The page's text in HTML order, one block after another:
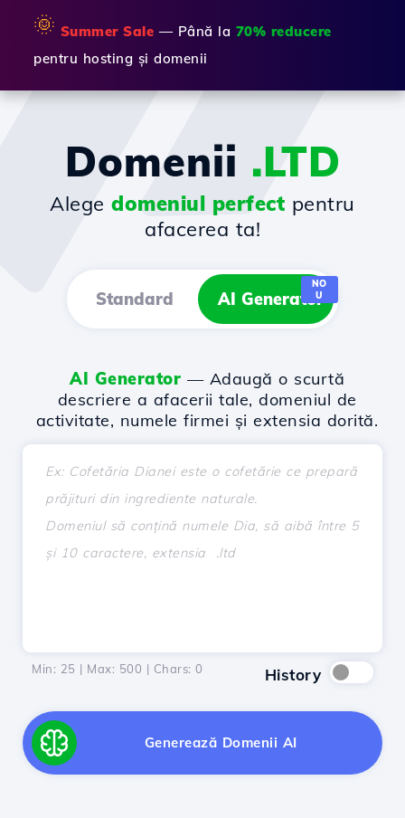
🌞 Summer Sale — Până la 70% reducere
pentru hosting și domenii
Domenii .LTD
Alegedomeniul perfect pentru
afacerea ta!
Standard AI Generator
NO
U
AI Generator — Adaugă o scurtă
descriere a afacerii tale, domeniul de
activitate, numele firmei și extensia dorită.
Min: 25 | Max: 500 | Chars: 0 History
Generează Domenii AI